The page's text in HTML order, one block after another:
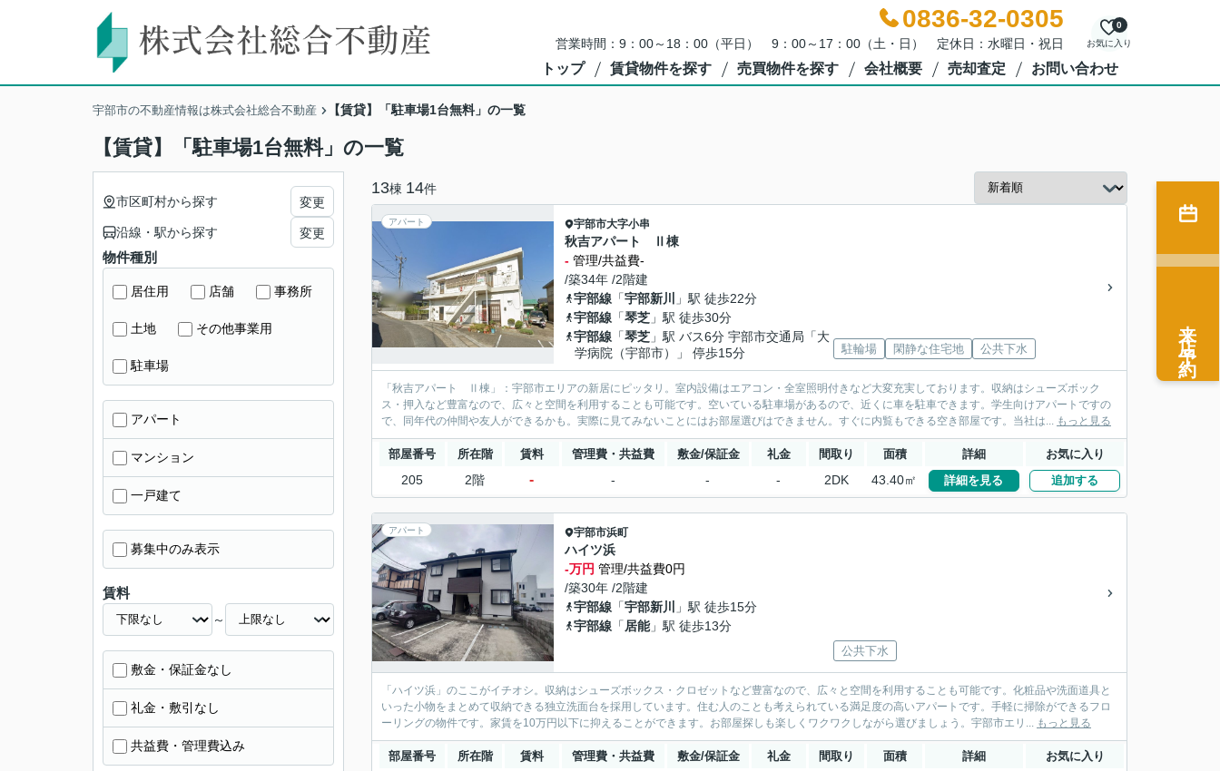
0836-32-0305
営業時間：9：00～18：00（平日） 9：00～17：00（土・日） 定休日：水曜日・祝日 お気に入り
0
トップ 賃貸物件を探す 売買物件を探す 会社概要 売却査定 お問い合わせ
宇部市の不動産情報は株式会社総合不動産 【賃貸】「駐車場1台無料」の一覧
【賃貸】「駐車場1台無料」の一覧
13棟 14件
アパート 宇部市大字小串
秋吉アパート Ⅱ棟
- 管理/共益費-
/築34年 /2階建
宇部線 「宇部新川
」駅 徒歩22分
宇部線 「琴芝 」駅 徒歩30分
宇部線 「琴芝 」駅 バス6分 宇部市交通局「大
学病院（宇部市）」 停歩15分
駐輪場 閑静な住宅地 公共下水
「秋吉アパート Ⅱ棟」：宇部市エリアの新居にピッタリ。室内設備はエアコン・全室照明付きなど大変充実しております。収納はシューズボック
ス・押入など豊富なので、広々と空間を利用することも可能です。空いている駐車場があるので、近くに車を駐車できます。学生向けアパートですの
で、同年代の仲間や友人ができるかも。実際に見てみないことにはお部屋選びはできません。すぐに内覧もできる空き部屋です。当社は... もっと見る
部屋番号 所在階 賃料 管理費・共益費 敷金/保証金 礼金 間取り 面積 詳細 お気に入り
205 2階 - - - - 2DK 43.40㎡ 詳細を見る 追加する
アパート 宇部市浜町
ハイツ浜
-万円 管理/共益費0円
/築30年 /2階建
宇部線 「宇部新川
」駅 徒歩15分
宇部線 「 居能」駅 徒歩13分
公共下水
「ハイツ浜」のここがイチオシ。収納はシューズボックス・クロゼットなど豊富なので、広々と空間を利用することも可能です。化粧品や洗面道具と
いった小物をまとめて収納できる独立洗面台を採用しています。住む人のことも考えられている満足度の高いアパートです。手軽に掃除ができるフロ
ーリングの物件です。家賃を10万円以下に抑えることができます。お部屋探しも楽しくワクワクしながら選びましょう。宇部市エリ... もっと見る
部屋番号 所在階 賃料 管理費・共益費 敷金/保証金 礼金 間取り 面積 詳細 お気に入り
市区町村から探す 変更
沿線・駅から探す 変更
物件種別
居住用 店舗 事務所
土地 その他事業用
駐車場
アパート
マンション
一戸建て
募集中のみ表示
賃料
～
敷金・保証金なし
礼金・敷引なし
共益費・管理費込み
来店予約